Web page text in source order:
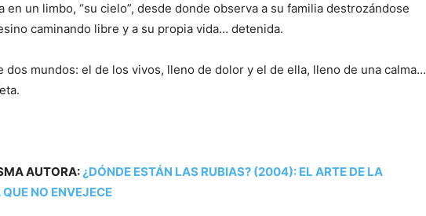
en un limbo, “su cielo”, desde donde observa a su familia destrozándose
caminando libre y a su propia vida… detenida.
dos mundos: el de los vivos, lleno de dolor y el de ella, lleno de una calma…
AUTORA:¿DÓNDE ESTÁN LAS RUBIAS? (2004): EL ARTE DE LA
NO ENVEJECE